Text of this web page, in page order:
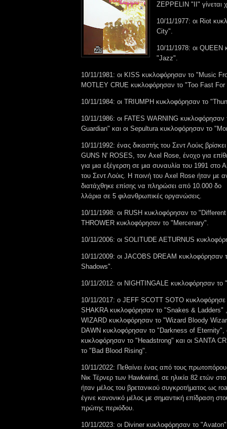
ZEPPELIN "II" γίνεται
10/11/1977: οι Riot
City".
10/11/1978: οι QUEEN
"Jazz".
10/11/1981: οι KISS κυκλοφόρησαν το "Music
MOTLEY CRUE κυκλοφόρησαν το "Too Fast
10/11/1984: οι TRIUMPH κυκλοφόρησαν το
10/11/1986: οι FATES WARNING
Guardian" και οι Sepultura κυκλοφόρησαν το
10/11/1992: ένας δικαστής του Σεντ Λούις
GUNS N' ROSES, τον Axel Rose, ένοχο για
για μια εξέγερση σε μια συναυλία του 1991 στο
του Σεντ Λούις. Η ποινή του Axel Rose ήταν με
διατάχθηκε επίσης να πληρώσει από 10.000 δο
λλάρια σε 5 φιλανθρωπικές οργανώσεις.
10/11/1998: οι RUSH κυκλοφόρησαν το
THROWER κυκλοφόρησαν το "Mercenary".
10/11/2006: οι SOLITUDE AETURNUS
10/11/2009: οι JACOBS DREAM κυκλοφόρησαν
Shadows".
10/11/2012: οι NIGHTINGALE κυκλοφόρησαν το
10/11/2017: ο JEFF SCOTT SOTO κυκλοφόρησε
SHAKRA κυκλοφόρησαν το "Snakes & Ladders"
WIZARD κυκλοφόρησαν το "Wizard Bloody
DAWN κυκλοφόρησαν το "Darkness of Eternity",
κυκλοφόρησαν το "Headstrong" και οι SANTA
το "Bad Blood Rising".
10/11/2022: Πεθαίνει ένας από τους
Νικ Τέρνερ των Hawkwind, σε ηλικία 82 ετών στο
ήταν μέλος του βρετανικού συγκροτήματος ως
έγινε κανονικό μέλος με σημαντική επίδραση
πρώτης περιόδου.
10/11/2023: οι Diviner κυκλοφόρησαν το